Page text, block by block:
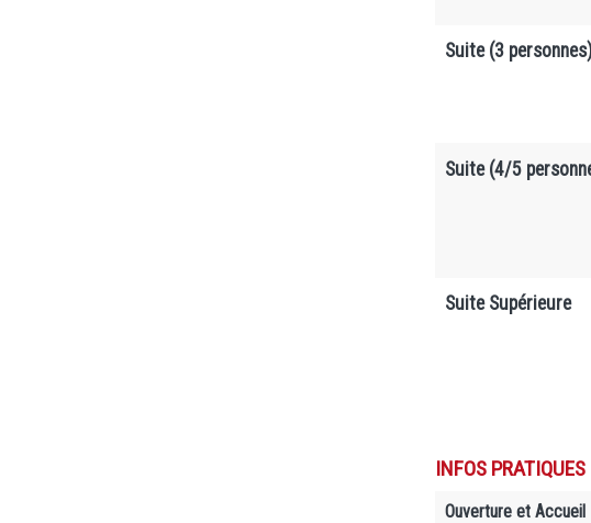
Suite (3
Suite (4/5
Suite Supérieure
INFOS PRATIQUES
Ouverture et Accueil